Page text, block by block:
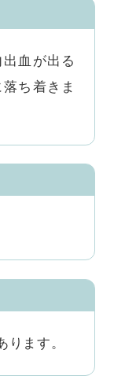
血が出る
ち着きま
ます。